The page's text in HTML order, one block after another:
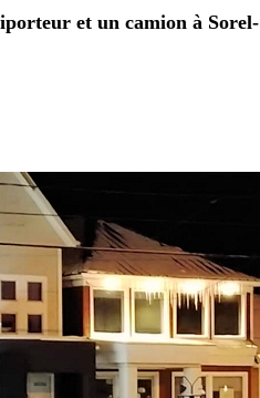
et un camion à Sorel-